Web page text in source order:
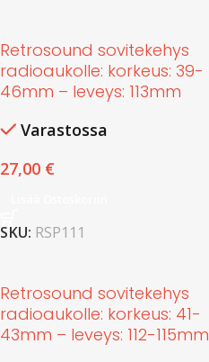
Retrosound sovitekehys
radioaukolle: korkeus: 39-
46mm – leveys: 113mm
Varastossa
27,00 €
SKU: RSP111
Retrosound sovitekehys
radioaukolle: korkeus: 41-
43mm – leveys: 112-115mm